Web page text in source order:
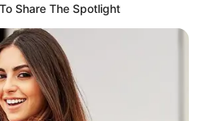
szerint két nő összeveszett
rá is csapta a jármű ajtaját
olyan ütést mért a nőre,
a járdán.
Share The Spotlight